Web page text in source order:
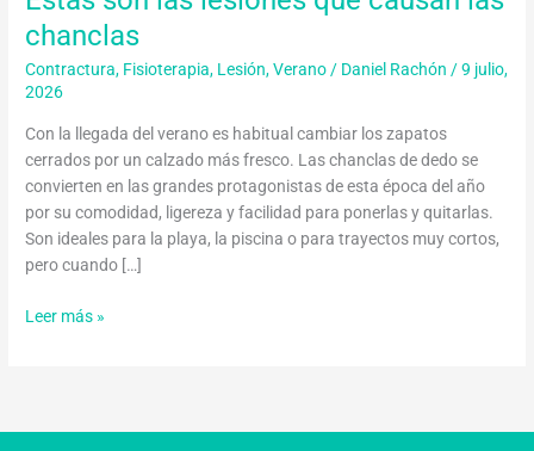
chanclas
Contractura, Fisioterapia, Lesión,Verano/ Daniel Rachón/9 julio,
2026
Con la llegada del verano es habitual cambiar los zapatos
cerrados por un calzado más fresco. Las chanclas de dedo se
convierten en las grandes protagonistas de esta época del año
por su comodidad, ligereza y facilidad para ponerlas y quitarlas.
Son ideales para la playa, la piscina o para trayectos muy cortos,
pero cuando […]
Leer más »